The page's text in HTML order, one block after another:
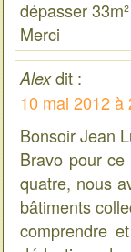
dépasser
Merci
Alex dit :
10 mai 2012 à
Bonsoir Jean
Bravo pour
quatre, nous
bâtiments
comprendre